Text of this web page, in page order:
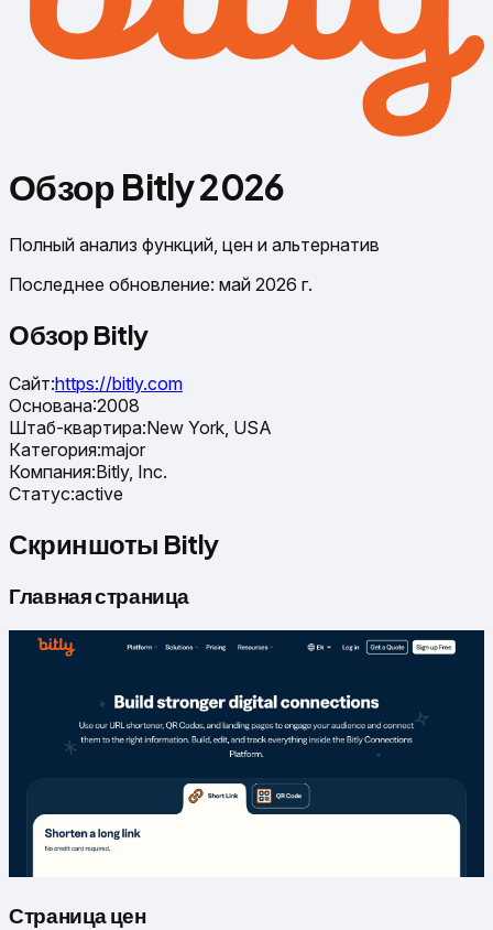
Обзор Bitly 2026
Полный анализ функций, цен и альтернатив
Последнее обновление: май 2026 г.
Обзор Bitly
Сайт:https://bitly.com
Основана:2008
Штаб-квартира:New York, USA
Категория:major
Компания:Bitly, Inc.
Статус:active
Скриншоты Bitly
Главная страница
Страница цен